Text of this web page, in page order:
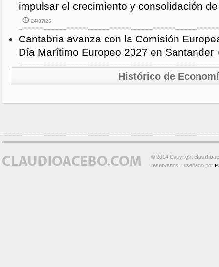
impulsar el crecimiento y consolidación
24/07/26
Cantabria avanza con la Comisión
Día Marítimo Europeo 2027 en Santander
Histórico de
© 2014 Copyright
reservados. Diseñado por